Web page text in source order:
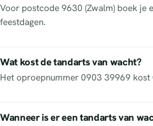
Voor postcode 9630 (Zwalm) boek je
feestdagen.
Wat kost de tandarts van wacht?
Het oproepnummer 0903 39969
Wanneer is er een tandarts van